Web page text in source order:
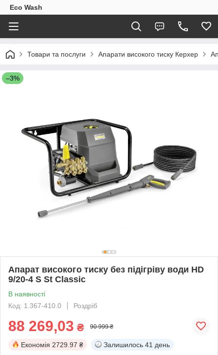
Eco Wash
Товари та послуги Апарати високого тиску Керхер
–3%
Апарат високого тиску без підігріву води HD
9/20-4 S St Classic
В наявності
Код: 1.367-410.0
Роздріб
88 269,03 ₴ 90 999 ₴
Економія 2729.97 ₴ Залишилось 41 день